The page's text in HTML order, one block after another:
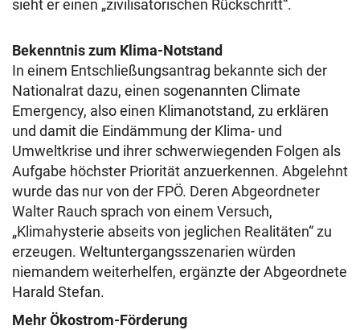
sieht er einen „zivilisatorischen Rückschritt“.
Bekenntnis zum Klima-Notstand
In einem Entschließungsantrag bekannte sich der
Nationalrat dazu, einen sogenannten Climate
Emergency, also einen Klimanotstand, zu erklären
und damit die Eindämmung der Klima- und
Umweltkrise und ihrer schwerwiegenden Folgen als
Aufgabe höchster Priorität anzuerkennen. Abgelehnt
wurde das nur von der FPÖ. Deren Abgeordneter
Walter Rauch sprach von einem Versuch,
„Klimahysterie abseits von jeglichen Realitäten“ zu
erzeugen. Weltuntergangsszenarien würden
niemandem weiterhelfen, ergänzte der Abgeordnete
Harald Stefan.
Mehr Ökostrom-Förderung